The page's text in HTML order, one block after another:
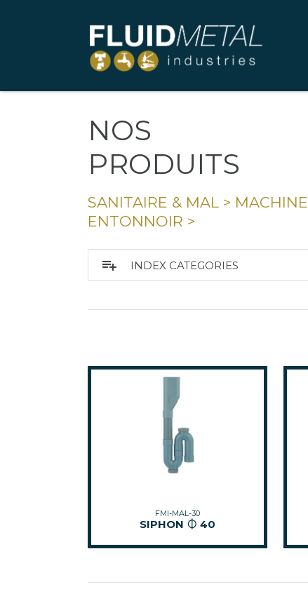
NOS
PRODUITS
SANITAIRE & MAL>
ENTONNOIR >
playlist_add INDEX CATEGORIES
FMI-MAL-30
SIPHON ⏀ 40